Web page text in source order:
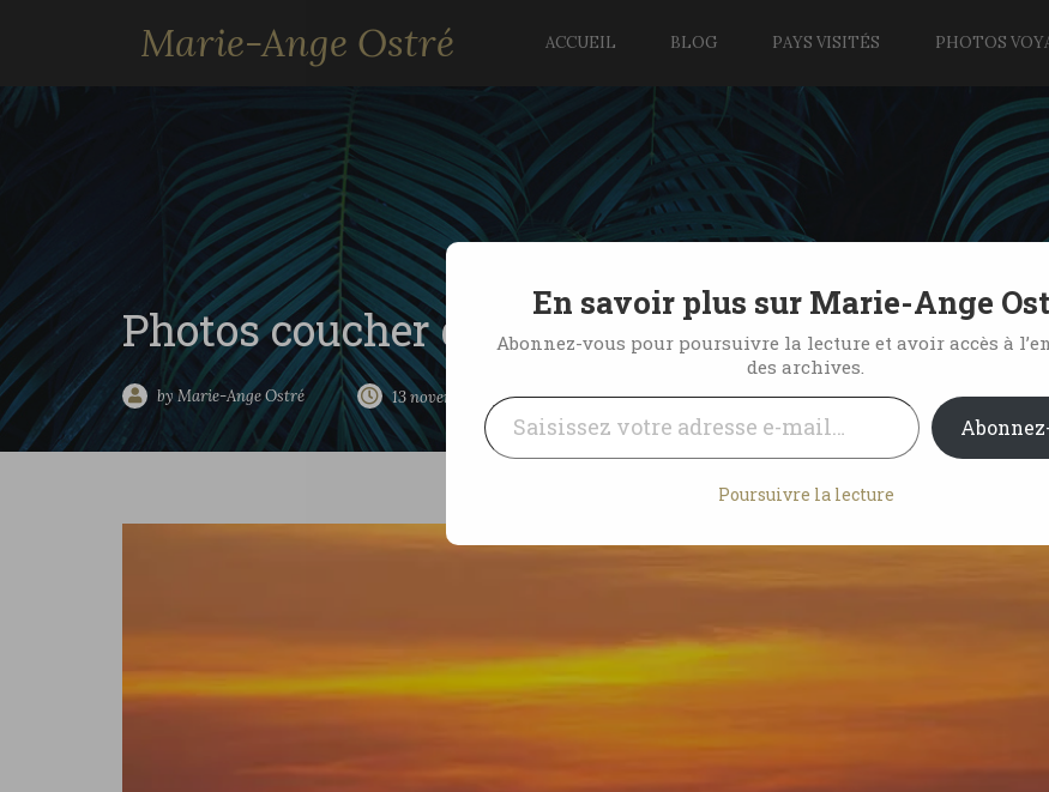
Marie-Ange Ostré ACCUEIL BLOG PAYS VISITÉS PHOTOS
Photos coucher de soleil, île Maurice
by Marie-Ange Ostré 13 novembre 2011 1 Comment
En savoir plus sur Marie-Ange
Abonnez-vous pour poursuivre la lecture et avoir accès à
des archives.
Saisissez votre adresse e-mail…
Poursuivre la lecture